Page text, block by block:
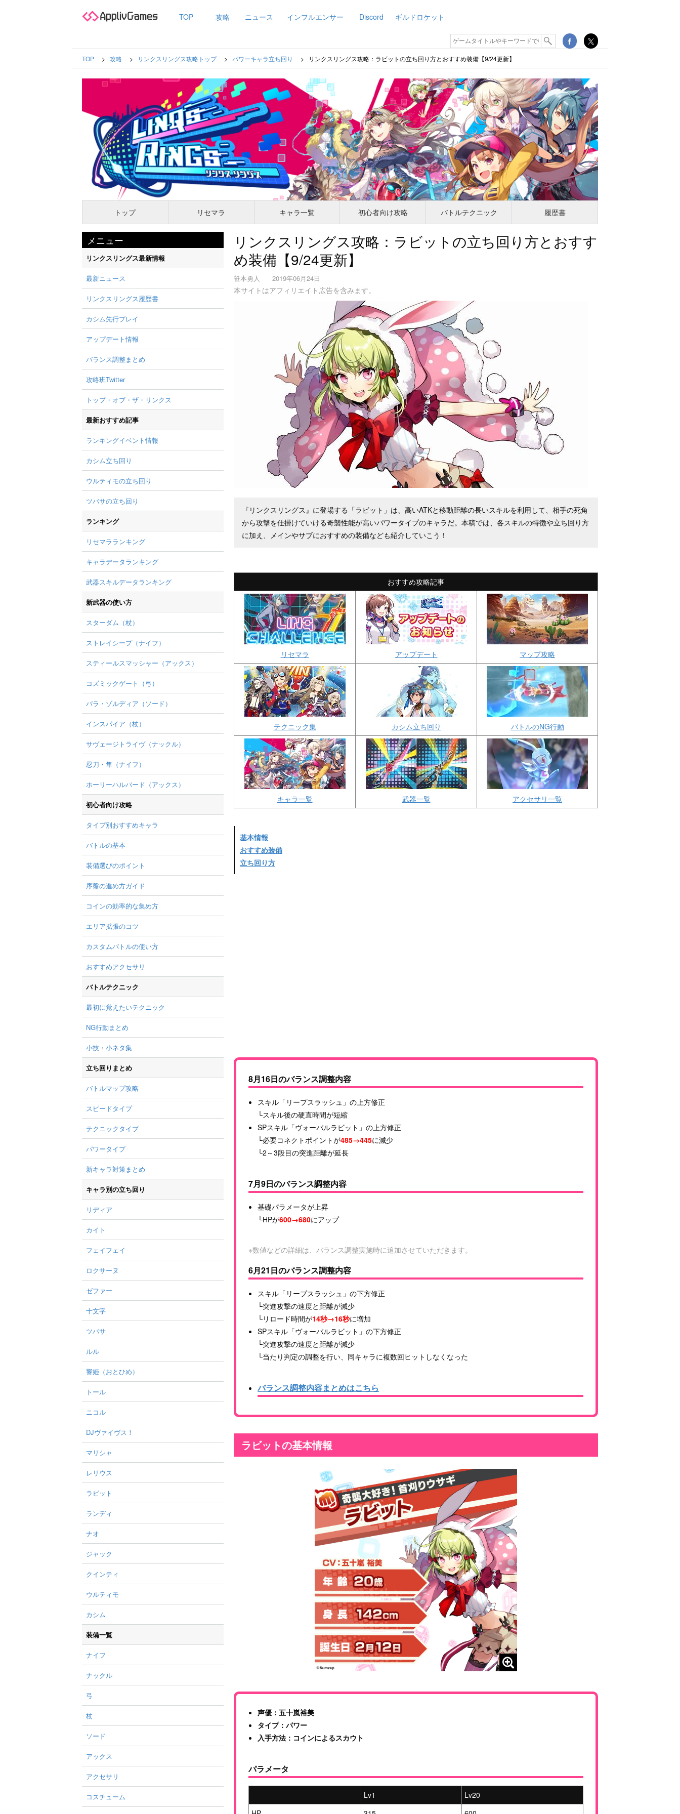
TOP 攻略 ニュース インフルエンサー Discord ギルドロケット
TOP 攻略 リンクスリングス攻略トップ パワーキャラ立ち回り リンクスリングス攻略：ラビットの立ち回り方とおすすめ装備【9/24更新】
トップ リセマラ キャラ一覧 初心者向け攻略 バトルテクニック 履歴書
リンクスリングス攻略：ラビットの立ち回り方とおすす
め装備【9/24更新】
笹本勇人 2019年06月24日
本サイトはアフィリエイト広告を含みます。
『リンクスリングス』に登場する「ラビット」は、高いATKと移動距離の長いスキルを利用して、相手の死角
から攻撃を仕掛けていける奇襲性能が高いパワータイプのキャラだ。本稿では、各スキルの特徴や立ち回り方
に加え、メインやサブにおすすめの装備なども紹介していこう！
おすすめ攻略記事
リセマラ アップデート マップ攻略
テクニック集 カシム立ち回り バトルのNG行動
キャラ一覧 武器一覧 アクセサリ一覧
基本情報
おすすめ装備
立ち回り方
8月16日のバランス調整内容
スキル「リープスラッシュ」の上方修正
└スキル後の硬直時間が短縮
SPスキル「ヴォーパルラビット」の上方修正
└必要コネクトポイントが485→445に減少
└2～3段目の突進距離が延長
7月9日のバランス調整内容
基礎パラメータが上昇
└HPが600→680にアップ
※数値などの詳細は、バランス調整実施時に追加させていただきます。
6月21日のバランス調整内容
スキル「リープスラッシュ」の下方修正
└突進攻撃の速度と距離が減少
└リロード時間が14秒→16秒に増加
SPスキル「ヴォーパルラビット」の下方修正
└突進攻撃の速度と距離が減少
└当たり判定の調整を行い、同キャラに複数回ヒットしなくなった
バランス調整内容まとめはこちら
ラビットの基本情報
声優：五十嵐裕美
タイプ：パワー
入手方法：コインによるスカウト
パラメータ
Lv1
Lv20
メニュー
リンクスリングス最新情報
最新ニュース
リンクスリングス履歴書
カシム先行プレイ
アップデート情報
バランス調整まとめ
攻略班Twitter
トップ・オブ・ザ・リンクス
最新おすすめ記事
ランキングイベント情報
カシム立ち回り
ウルティモの立ち回り
ツバサの立ち回り
ランキング
リセマラランキング
キャラデータランキング
武器スキルデータランキング
新武器の使い方
スターダム（杖）
ストレイシープ（ナイフ）
スティールスマッシャー（アックス）
コズミックゲート（弓）
パラ・ゾルディア（ソード）
インスパイア（杖）
サヴェージトライヴ（ナックル）
忍刀・隼（ナイフ）
ホーリーハルバード（アックス）
初心者向け攻略
タイプ別おすすめキャラ
バトルの基本
装備選びのポイント
序盤の進め方ガイド
コインの効率的な集め方
エリア拡張のコツ
カスタムバトルの使い方
おすすめアクセサリ
バトルテクニック
最初に覚えたいテクニック
NG行動まとめ
小技・小ネタ集
立ち回りまとめ
バトルマップ攻略
スピードタイプ
テクニックタイプ
パワータイプ
新キャラ対策まとめ
キャラ別の立ち回り
リディア
カイト
フェイフェイ
ロクサーヌ
ゼファー
十文字
ツバサ
ルル
響姫（おとひめ）
トール
ニコル
DJヴァイヴス！
マリシャ
レリウス
ラビット
ランディ
ナオ
ジャック
クインティ
ウルティモ
カシム
装備一覧
ナイフ
ナックル
弓
杖
ソード
アックス
アクセサリ
コスチューム